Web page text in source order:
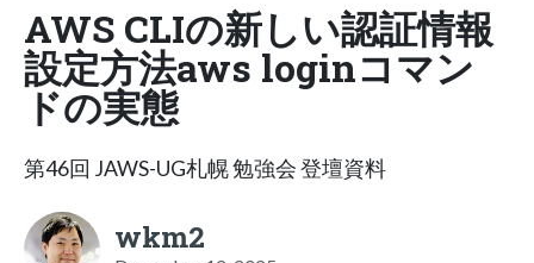
AWS CLIの新しい認証情報
設定方法aws loginコマン
ドの実態
第46回 JAWS-UG札幌 勉強会 登壇資料
wkm2